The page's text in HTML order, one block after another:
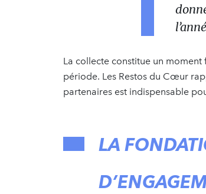
La collecte constitue un
période. Les Restos du Cœur
partenaires est indispensable
LA